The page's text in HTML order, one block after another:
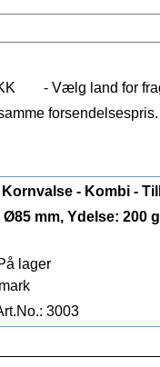
- Vælg land for
- Kombi -
Ø85 mm, Ydelse: 200
lager
3003